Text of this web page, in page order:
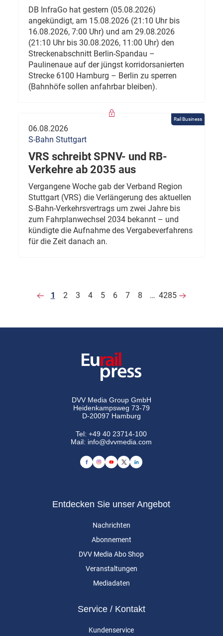
DB InfraGo hat gestern (05.08.2026)
angekündigt, am 15.08.2026 (21:10 Uhr bis
16.08.2026, 7:00 Uhr) und am 29.08.2026
(21:10 Uhr bis 30.08.2026, 11:00 Uhr) den
Streckenabschnitt Berlin-Spandau –
Paulinenaue auf der jüngst korridorsanierten
Strecke 6100 Hamburg – Berlin zu sperren
(Bahnhöfe sollen anfahrbar bleiben).
Rail Business
06.08.2026
S-Bahn Stuttgart
VRS schreibt SPNV- und RB-
Verkehre ab 2035 aus
Vergangene Woche gab der Verband Region
Stuttgart (VRS) die Verlängerung des aktuellen
S-Bahn-Verkehrsvertrags um zwei Jahre bis
zum Fahrplanwechsel 2034 bekannt – und
kündigte die Aufnahme des Vergabeverfahrens
für die Zeit danach an.
1 2 3 4 5 6 7 8 … 4285
DVV Media Group GmbH
Heidenkampsweg 73-79
D-20097 Hamburg
Tel:+49 40 23714-100
Mail: info@dvvmedia.com
Entdecken Sie unser Angebot
Nachrichten
Abonnement
DVV Media Abo Shop
Veranstaltungen
Mediadaten
Service / Kontakt
Kundenservice